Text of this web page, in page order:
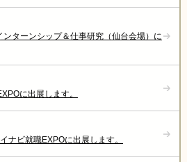
ターンシップ＆仕事研究（仙台会場）に
に出展します。
ナビ就職EXPOに出展します。